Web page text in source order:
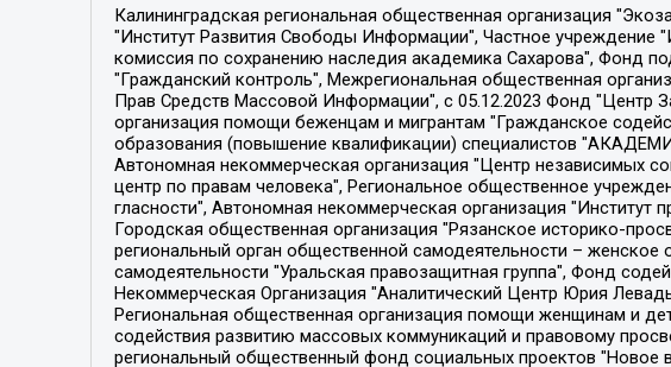
Калининградская региональная общественная организация "Экозащита!-Женсовет", Фонд содействия защите прав и свобод граждан "Общественный вердикт", Фонд "Институт Развития Свободы Информации", Частное учреждение "Информационное агентство МЕМО. РУ", Региональная общественная организация "Общественная комиссия по сохранению наследия академика Сахарова", Фонд поддержки свободы прессы, Санкт-Петербургская общественная правозащитная организация "Гражданский контроль", Межрегиональная общественная организация "Информационно-просветительский центр "Мемориал", Региональный Фонд "Центр Защиты Прав Средств Массовой Информации", с 05.12.2023 Фонд "Центр Защиты Прав Средств массовой информации", Региональная общественная благотворительная организация помощи беженцам и мигрантам "Гражданское содействие", Негосударственное образовательное учреждение дополнительного профессионального образования (повышение квалификации) специалистов "АКАДЕМИЯ ПО ПРАВАМ ЧЕЛОВЕКА", Свердловская региональная общественная организация "Сутяжник", Автономная некоммерческая организация "Центр независимых социологических исследований", Союз общественных объединений "Российский исследовательский центр по правам человека", Региональное общественное учреждение научно-информационный центр "МЕМОРИАЛ", Некоммерческая организация "Фонд защиты гласности", Автономная некоммерческая организация "Институт прав человека", Городская общественная организация "Екатеринбургское общество "МЕМОРИАЛ", Городская общественная организация "Рязанское историко-просветительское и правозащитное общество "Мемориал" (Рязанский Мемориал), Челябинский региональный орган общественной самодеятельности – женское общественное объединение "Женщины Евразии", Челябинский региональный орган общественной самодеятельности "Уральская правозащитная группа", Фонд содействия защите здоровья и социальной справедливости имени Андрея Рылькова, Автономная Некоммерческая Организация "Аналитический Центр Юрия Левады", Автономная некоммерческая организация социальной поддержки населения "Проект Апрель", Региональная общественная организация помощи женщинам и детям, находящимся в кризисной ситуации "Информационно-методический центр "Анна", Фонд содействия развитию массовых коммуникаций и правовому просвещению "Так-так-Так", Фонд содействия устойчивому развитию "Серебряная тайга", Свердловский региональный общественный фонд социальных проектов "Новое время", "Idel.Реалии", Кавказ.Реалии, Крым.Реалии, Телеканал Настоящее Время, Татаро-башкирская служба Радио Свобода (Azatliq Radiosi), Радио Свободная Европа/Радио Свобода (PCE/PC), "Сибирь.Реалии", "Фактограф", Благотворительный фонд помощи осужденным и их семьям, Автономная некоммерческая организация "Институт глобализации и социальных движений", Фонд "В защиту прав заключенных", Частное учреждение "Центр поддержки и содействия развитию средств массовой информации", Пензенский региональный общественный благотворительный фонд "Гражданский союз", "Север.Реалии", Некоммерческая организация Фонд "Правовая инициатива", Общество с ограниченной ответственностью "Радио Свободная Европа/Радио Свобода", Чешское информационное агентство "MEDIUM-ORIENT", Красноярская региональная общественная организация "Мы против СПИДа", Камалягин Денис Николаевич, Маркелов Сергей Евгеньевич, Пономарев Лев Александрович, Савицкая Людмила Алексеевна, Автономная некоммерческая организация "Центр по работе с проблемой насилия "НАСИЛИЮ.НЕТ", Межрегиональный профессиональный союз работников здравоохранения "Альянс врачей", Юридическое лицо, зарегистрированное в Латвийской Республике, SIA "Medusa Project" (регистрационный номер 40103797863, дата регистрации 10.06.2014), Некоммерческая организация "Фонд по борьбе с коррупцией", Автономная некоммерческая организация "Институт права и публичной политики", Баданин Роман Сергеевич, Гликин Максим Александрович, Железнова Мария Михайловна,